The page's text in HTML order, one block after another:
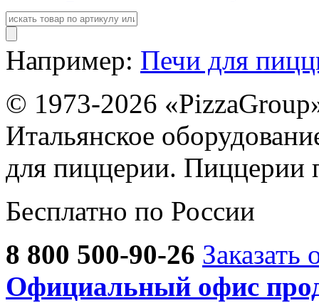
Например: Печи для
© 1973-2026
Итальянское
для пиццерии. Пиццерии
Бесплатно по России
8 800 500-90-26 Заказать
Официальный офис